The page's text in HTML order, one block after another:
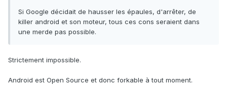
Si Google décidait de hausser les épaules, d'arrêter, de
killer android et son moteur, tous ces cons seraient dans
une merde pas possible.
Strictement impossible.
Android est Open Source et donc forkable à tout moment.